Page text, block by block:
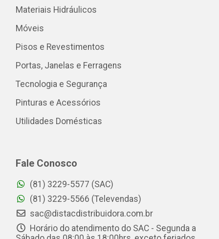
Materiais Hidráulicos
Móveis
Pisos e Revestimentos
Portas, Janelas e Ferragens
Tecnologia e Segurança
Pinturas e Acessórios
Utilidades Domésticas
Fale Conosco
(81) 3229-5577 (SAC)
(81) 3229-5566 (Televendas)
sac@distacdistribuidora.com.br
Horário do atendimento do SAC - Segunda a